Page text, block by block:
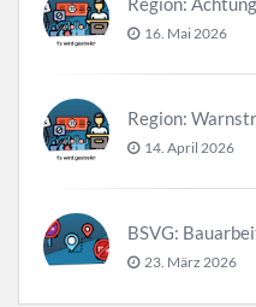
16. Mai 2026
14. April 2026
23. März 2026